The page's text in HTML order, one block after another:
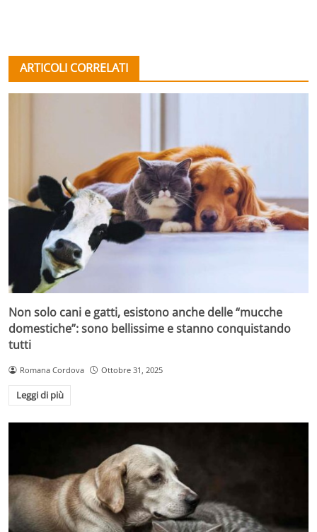
ARTICOLI CORRELATI
Non solo cani e gatti, esistono anche delle “mucche
domestiche”: sono bellissime e stanno conquistando
tutti
Romana Cordova Ottobre 31, 2025
Leggi di più